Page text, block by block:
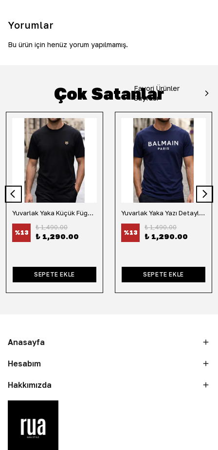
Yorumlar
Bu ürün için henüz yorum yapılmamış.
Çok Satanlar
Favori Ürünler
Sayfası
Yuvarlak Yaka Küçük Fügür Detaylı Tişört-Siyah
%13
₺ 1,490.00
₺ 1,290.00
SEPETE EKLE
Yuvarlak Yaka Yazı Detaylı Tişört-Lacivert
%13
₺ 1,490.00
₺ 1,290.00
SEPETE EKLE
Anasayfa
Hesabım
Hakkımızda